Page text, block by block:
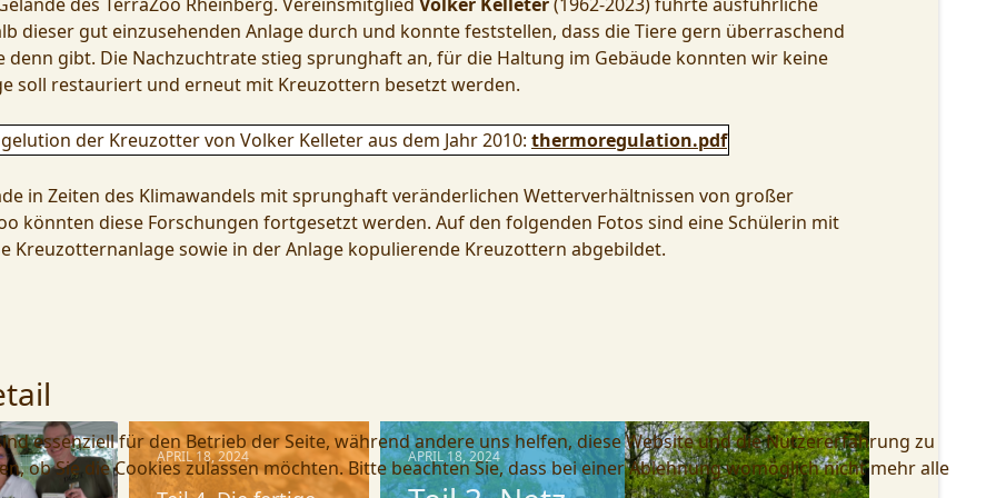
dieser gut einzusehenden Anlage durch und konnte feststellen, dass die Tiere gern überraschend
denn gibt. Die Nachzuchtrate stieg sprunghaft an, für die Haltung im Gebäude konnten wir keine
soll restauriert und erneut mit Kreuzottern besetzt werden.
der Kreuzotter von Volker Kelleter aus dem Jahr 2010: thermoregulation.pdf
in Zeiten des Klimawandels mit sprunghaft veränderlichen Wetterverhältnissen von großer
könnten diese Forschungen fortgesetzt werden. Auf den folgenden Fotos sind eine Schülerin mit
Kreuzotternanlage sowie in der Anlage kopulierende Kreuzottern abgebildet.
APRIL 18, 2024 APRIL 18, 2024
essenziell für den Betrieb der Seite, während andere uns helfen, diese Website und die Nutzererfahrung zu
ob Sie die Cookies zulassen möchten. Bitte beachten Sie, dass bei einer Ablehnung womöglich nicht mehr alle